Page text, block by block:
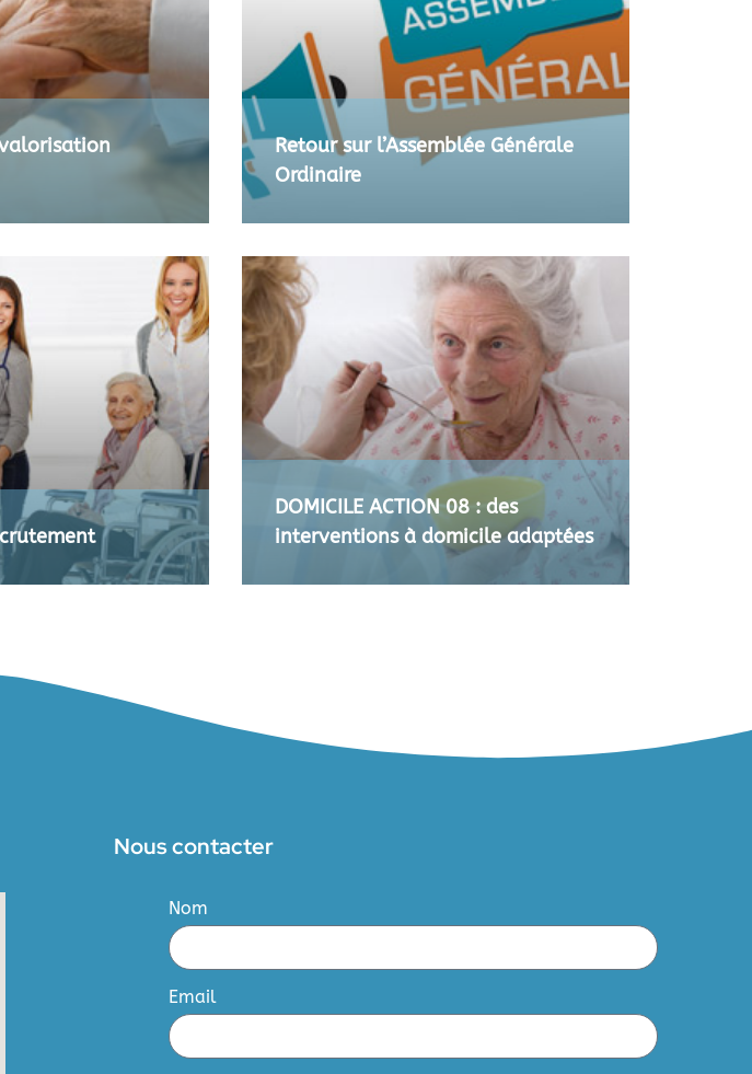
Retour sur l’Assemblée Générale
Ordinaire
DOMICILE ACTION 08 : des
interventions à domicile adaptées
Nous contacter
Nom
Email